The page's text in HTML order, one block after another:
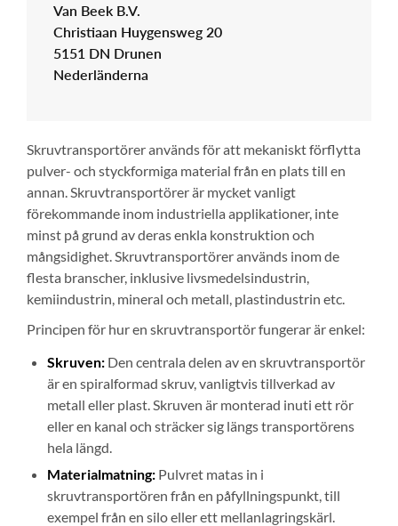
Van Beek B.V.
Christiaan Huygensweg 20
5151 DN Drunen
Nederländerna
Skruvtransportörer används för att mekaniskt förflytta
pulver- och styckformiga material från en plats till en
annan. Skruvtransportörer är mycket vanligt
förekommande inom industriella applikationer, inte
minst på grund av deras enkla konstruktion och
mångsidighet. Skruvtransportörer används inom de
flesta branscher, inklusive livsmedelsindustrin,
kemiindustrin, mineral och metall, plastindustrin etc.
Principen för hur en skruvtransportör fungerar är enkel:
Skruven: Den centrala delen av en skruvtransportör
är en spiralformad skruv, vanligtvis tillverkad av
metall eller plast. Skruven är monterad inuti ett rör
eller en kanal och sträcker sig längs transportörens
hela längd.
Materialmatning: Pulvret matas in i
skruvtransportören från en påfyllningspunkt, till
exempel från en silo eller ett mellanlagringskärl.